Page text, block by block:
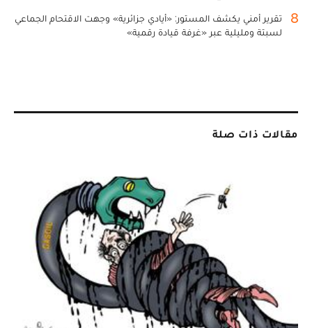
8
تقرير أمني يكشف المستور: «أيادي جزائرية» وجهت الاقتحام الجماعي
لسبتة ومليلية عبر «غرفة قيادة رقمية»
مقالات ذات صلة